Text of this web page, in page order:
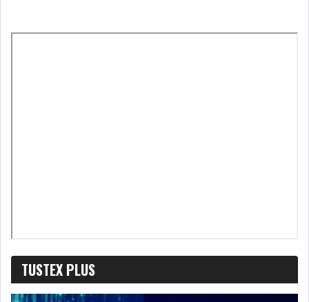
RSS ZOOMS
DISTRIBUTION
COMPOSANTS
AUTOMOBILES
TUSTEX PLUS